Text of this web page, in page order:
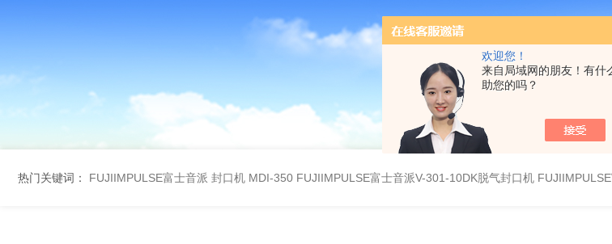
欢迎您！
来自局域网的朋友！有什
助您的吗？
热门关键词： FUJIIMPULSE富士音派 封口机 MDI-350 FUJIIMPULSE富士音派V-301-10DK脱气封口机 FUJIIMPULSE富